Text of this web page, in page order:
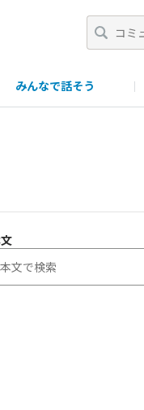
みんなで話そう